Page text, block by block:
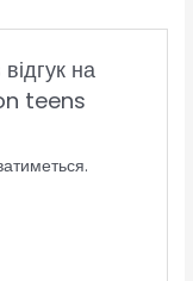
на
teens